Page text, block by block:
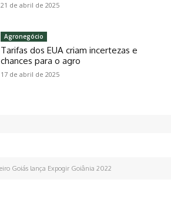
21 de abril de 2025
Agronegócio
Tarifas dos EUA criam incertezas e
chances para o agro
17 de abril de 2025